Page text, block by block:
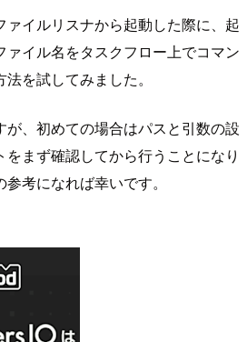
イルリスナから起動した際に、起
イル名をタスクフロー上でコマン
を試してみました。
、初めての場合はパスと引数の設
まず確認してから行うことになり
考になれば幸いです。